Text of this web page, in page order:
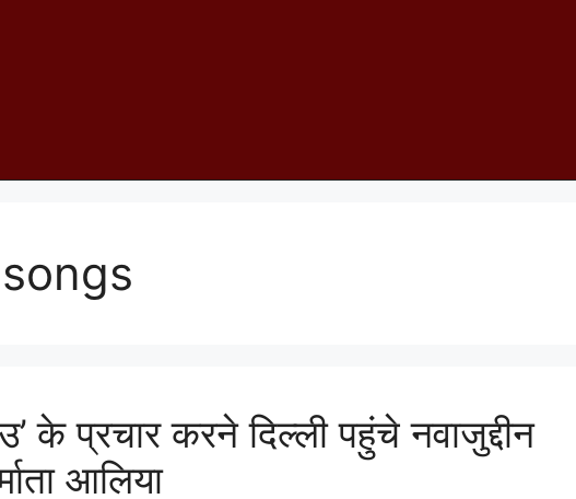
के प्रचार करने दिल्ली पहुंचे नवाजुद्दीन
आलिया